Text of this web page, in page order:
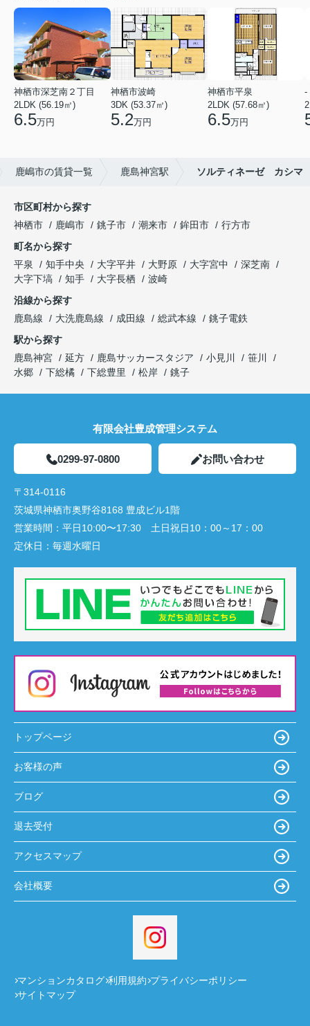
神栖市深芝南２丁目
2LDK (56.19㎡)
6.5万円
神栖市波崎
3DK (53.37㎡)
5.2万円
神栖市平泉
2LDK (57.68㎡)
6.5万円
-
鹿嶋市の賃貸一覧 鹿島神宮駅 ソルティネーゼ カシマ
市区町村から探す
神栖市
鹿嶋市 銚子市 潮来市 鉾田市
行方市
町名から探す
平泉
知手中央 大字平井 大野原 大字宮中
深芝南
大字下塙
知手 大字長栖
波崎
沿線から探す
鹿島線
大洗鹿島線 成田線 総武本線
銚子電鉄
駅から探す
鹿島神宮
延方 鹿島サッカースタジア 小見川
笹川
水郷
下総橘 下総豊里 松岸 銚子
有限会社豊成管理システム
0299-97-0800 お問い合わせ
〒314-0116
茨城県神栖市奥野谷8168 豊成ビル1階
営業時間： 平日10:00〜17:30 土日祝日10：00～17：00
定休日： 毎週水曜日
トップページ
お客様の声
ブログ
退去受付
アクセスマップ
会社概要
マンションカタログ 利用規約 プライバシーポリシー
サイトマップ